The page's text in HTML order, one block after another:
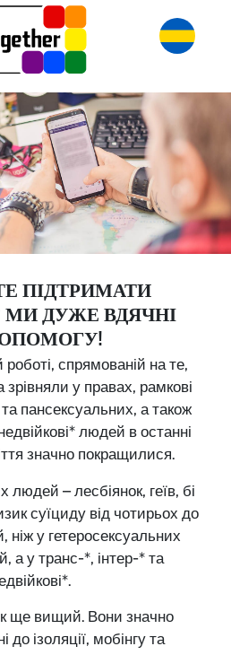
ПІДТРИМАТИ
МИ ДУЖЕ ВДЯЧНІ
спрямованій на те,
у правах, рамкові
пансексуальних, а також
людей в останні
значно покращилися.
– лесбіянок, геїв, бі
суїциду від чотирьох до
ніж у гетеросексуальних
а у транс-*, інтер-* та
ще вищий. Вони значно
до ізоляції, мобінгу та